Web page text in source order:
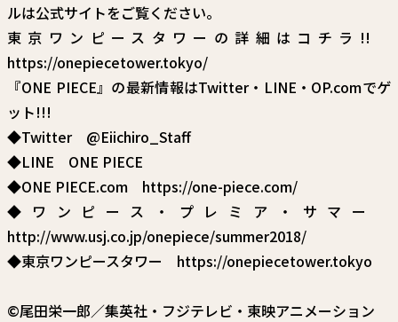
ルは公式サイトをご覧ください。
東京ワンピースタワーの詳細は コチラ !!
https://onepiecetower.tokyo/
『ONE PIECE』の最新情報はTwitter・LINE・OP.comでゲ
ット!!!
◆Twitter @Eiichiro_Staff
◆LINE ONE PIECE
◆ONE PIECE.com https://one-piece.com/
◆ワンピース・プレミア・サマー
http://www.usj.co.jp/onepiece/summer2018/
◆東京ワンピースタワー https://onepiecetower.tokyo
©尾田栄一郎／集英社・フジテレビ・東映アニメーション